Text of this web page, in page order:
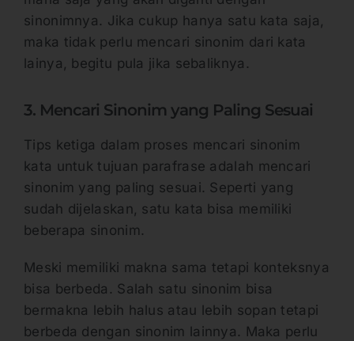
sinonimnya. Jika cukup hanya satu kata saja,
maka tidak perlu mencari sinonim dari kata
lainya, begitu pula jika sebaliknya.
3. Mencari Sinonim yang Paling Sesuai
Tips ketiga dalam proses mencari sinonim
kata untuk tujuan parafrase adalah mencari
sinonim yang paling sesuai. Seperti yang
sudah dijelaskan, satu kata bisa memiliki
beberapa sinonim.
Meski memiliki makna sama tetapi konteksnya
bisa berbeda. Salah satu sinonim bisa
bermakna lebih halus atau lebih sopan tetapi
berbeda dengan sinonim lainnya. Maka perlu